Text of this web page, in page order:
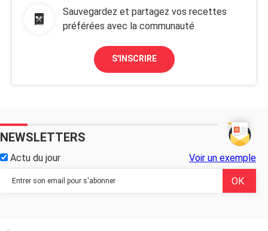
Sauvegardez et partagez vos recettes
préférées avec la communauté
S'INSCRIRE
NEWSLETTERS
Actu du jour Voir un exemple
...